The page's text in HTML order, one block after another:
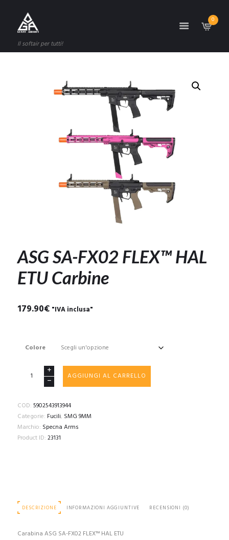
Il softair per tutti!
0
ASG SA-FX02 FLEX™ HAL
ETU Carbine
179.90€ "IVA inclusa"
Colore
FLEX™
HAL
ETU
Carbine
AGGIUNGI AL CARRELLO
COD: 5902543913944
Categorie: Fucili, SMG 9MM
Marchio: Specna Arms
Product ID: 23131
DESCRIZIONE INFORMAZIONI AGGIUNTIVE RECENSIONI (0)
Carabina ASG SA-FX02 FLEX™ HAL ETU